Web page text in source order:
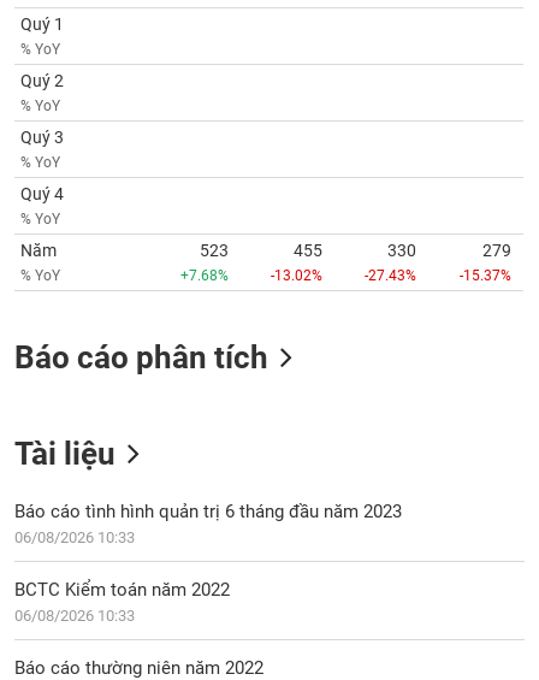
Quý 1
% YoY
Quý 2
% YoY
Quý 3
% YoY
Quý 4
% YoY
Năm
% YoY
523
+7.68%
455
-13.02%
330
-27.43%
279
-15.37%
Báo cáo phân tích
Tài liệu
Báo cáo tình hình quản trị 6 tháng đầu năm 2023
06/08/2026 10:33
BCTC Kiểm toán năm 2022
06/08/2026 10:33
Báo cáo thường niên năm 2022
BẤT
ĐỘNG
SẢN
Mã
chứng
khoán
(-)
Tất cả Cổ phiếu Chỉ số Chứng chỉ quỹ Chứng
Lãnh
Tin
tức
Bài
viết
của
tác
giả
(-)